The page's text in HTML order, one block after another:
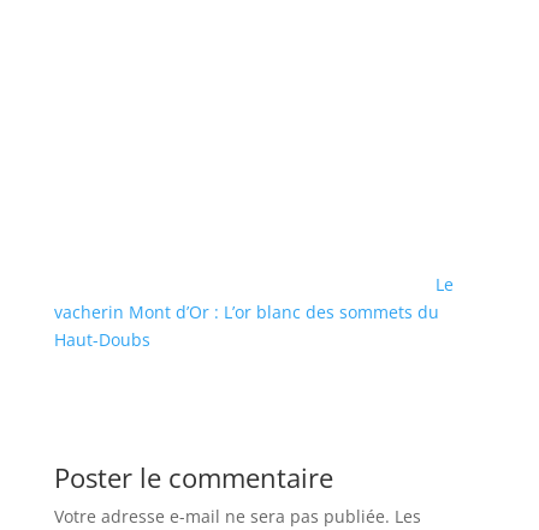
Le
vacherin Mont d’Or : L’or blanc des sommets du
Haut-Doubs
Poster le commentaire
Votre adresse e-mail ne sera pas publiée. Les